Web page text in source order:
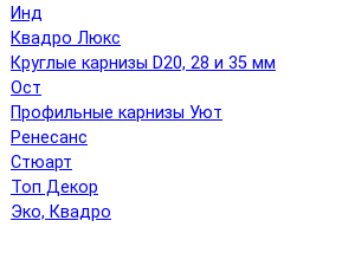
Инд
Квадро Люкс
Круглые карнизы D20, 28 и 35 мм
Ост
Профильные карнизы Уют
Ренесанс
Стюарт
Топ Декор
Эко, Квадро